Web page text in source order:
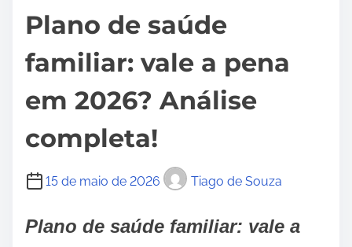
Plano de saúde
familiar: vale a pena
em 2026? Análise
completa!
15 de maio de 2026 Tiago de Souza
Plano de saúde familiar: vale a